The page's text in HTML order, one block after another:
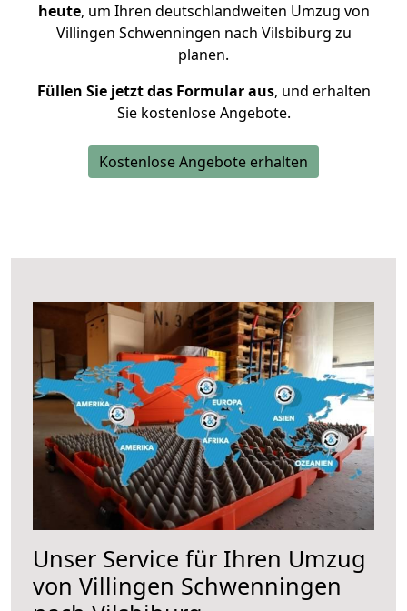
heute, um Ihren deutschlandweiten Umzug von
Villingen Schwenningen nach Vilsbiburg zu
planen.
Füllen Sie jetzt das Formular aus, und erhalten
Sie kostenlose Angebote.
Kostenlose Angebote erhalten
Unser Service für Ihren Umzug
von Villingen Schwenningen